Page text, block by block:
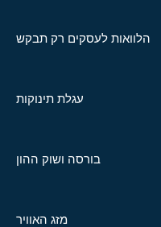
הלוואות לעסקים רק תבקש
עגלת תינוקות
בורסה ושוק ההון
מזג האוויר